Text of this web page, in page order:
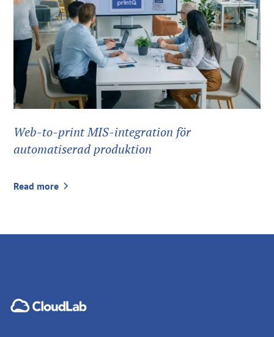
Web-to-print MIS-integration för
automatiserad produktion
Read more